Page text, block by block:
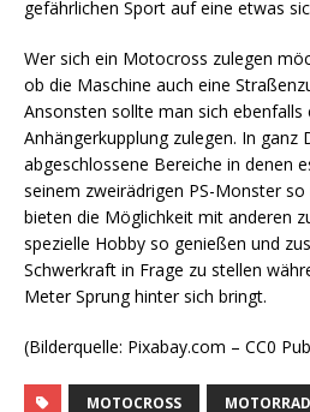
gefährlichen Sport auf eine etwas
Wer sich ein Motocross zulegen
ob die Maschine auch eine
Ansonsten sollte man sich ebenfalls
Anhängerkupplung zulegen. In ganz
abgeschlossene Bereiche in denen
seinem zweirädrigen PS-Monster
bieten die Möglichkeit mit anderen
spezielle Hobby so genießen und
Schwerkraft in Frage zu stellen
Meter Sprung hinter sich bringt.
(Bilderquelle: Pixabay.com – CC0
MOTOCROSS MOTORRAD